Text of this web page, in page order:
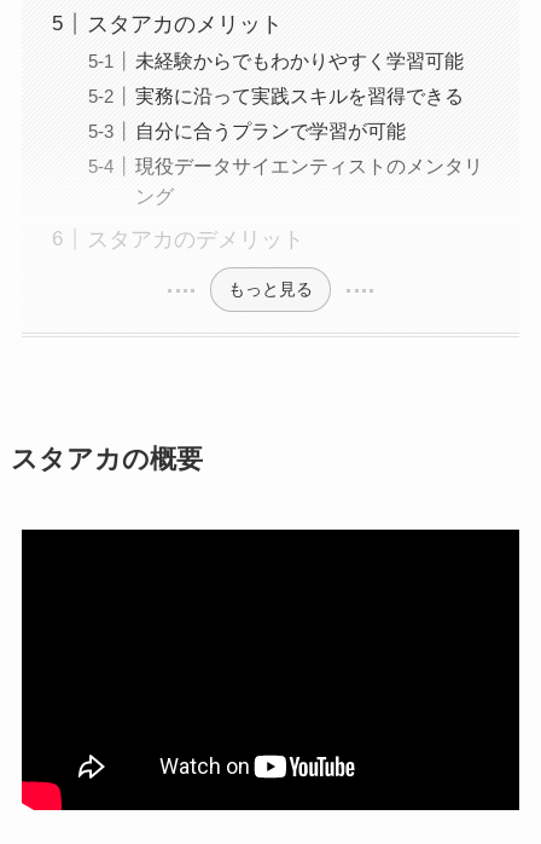
スタアカのメリット
未経験からでもわかりやすく学習可能
実務に沿って実践スキルを習得できる
自分に合うプランで学習が可能
現役データサイエンティストのメンタリ
ング
スタアカのデメリット
もっと見る
スタアカの概要